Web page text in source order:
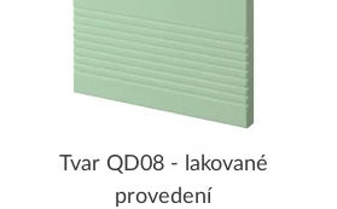
Tvar QD08 - lakované
provedení